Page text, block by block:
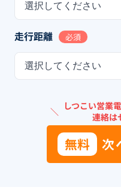
選択してください
走行距離 必須
選択してください
＼ しつこい営業
連絡は
無料 次